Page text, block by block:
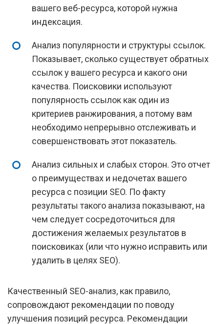
вашего веб-ресурса, которой нужна
индексация.
Анализ популярности и структуры ссылок.
Показывает, сколько существует обратных
ссылок у вашего ресурса и какого они
качества. Поисковики используют
популярность ссылок как один из
критериев ранжирования, а потому вам
необходимо непрерывно отслеживать и
совершенствовать этот показатель.
Анализ сильных и слабых сторон. Это отчет
о преимуществах и недочетах вашего
ресурса с позиции SEO. По факту
результаты такого анализа показывают, на
чем следует сосредоточиться для
достижения желаемых результатов в
поисковиках (или что нужно исправить или
удалить в целях SEO).
Качественный SEO-анализ, как правило,
сопровождают рекомендации по поводу
улучшения позиций ресурса. Рекомендации